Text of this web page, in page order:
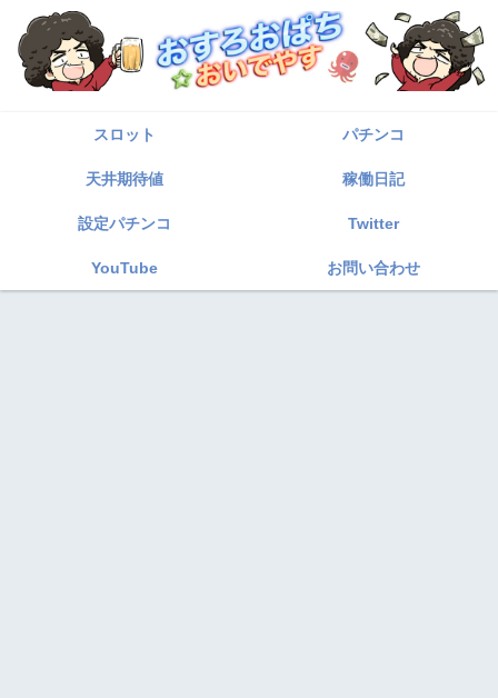
スロット パチンコ
天井期待値 稼働日記
設定パチンコ Twitter
YouTube お問い合わせ